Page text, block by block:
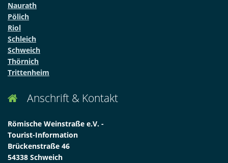
Naurath
Pölich
Riol
Schleich
Schweich
Thörnich
Trittenheim
 Anschrift & Kontakt
Römische Weinstraße e.V. -
Tourist-Information
Brückenstraße 46
54338 Schweich